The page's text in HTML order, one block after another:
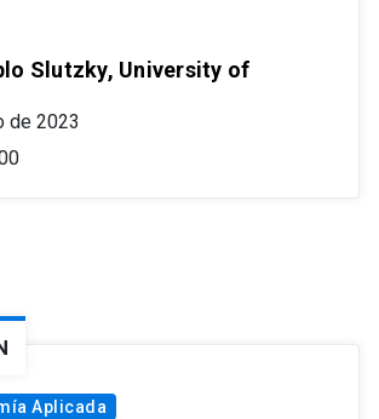
Slutzky, University of
de 2023
Aplicada